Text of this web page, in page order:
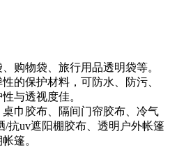
购物袋、旅行用品透明袋等。
的保护材料，可防水、防污、
与透视度佳。
巾胶布、隔间门帘胶布、冷气
/抗uv遮阳棚胶布、透明户外帐篷
篷。